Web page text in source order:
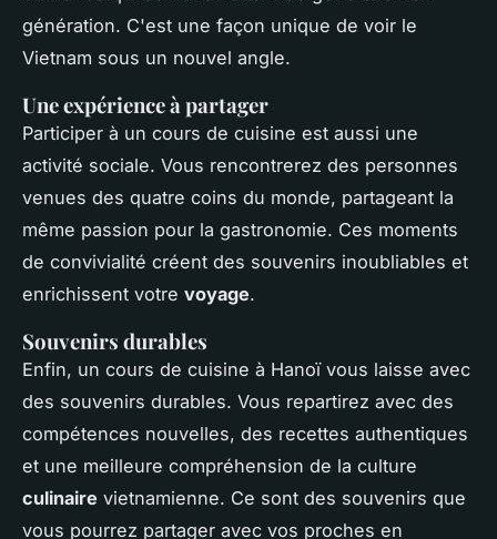
génération. C'est une façon unique de voir le
Vietnam sous un nouvel angle.
Une expérience à partager
Participer à un cours de cuisine est aussi une
activité sociale. Vous rencontrerez des personnes
venues des quatre coins du monde, partageant la
même passion pour la gastronomie. Ces moments
de convivialité créent des souvenirs inoubliables et
enrichissent votre voyage.
Souvenirs durables
Enfin, un cours de cuisine à Hanoï vous laisse avec
des souvenirs durables. Vous repartirez avec des
compétences nouvelles, des recettes authentiques
et une meilleure compréhension de la culture
culinaire vietnamienne. Ce sont des souvenirs que
vous pourrez partager avec vos proches en